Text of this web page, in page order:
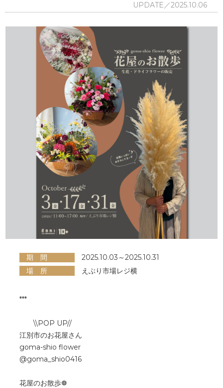
UPDATE／2025.10.06
期 間
2025.10.03～2025.10.31
場 所
えぶり市場レジ横
***
\\POP UP//
江別市のお花屋さん
goma-shio flower
@goma_shio0416
花屋のお散歩❁